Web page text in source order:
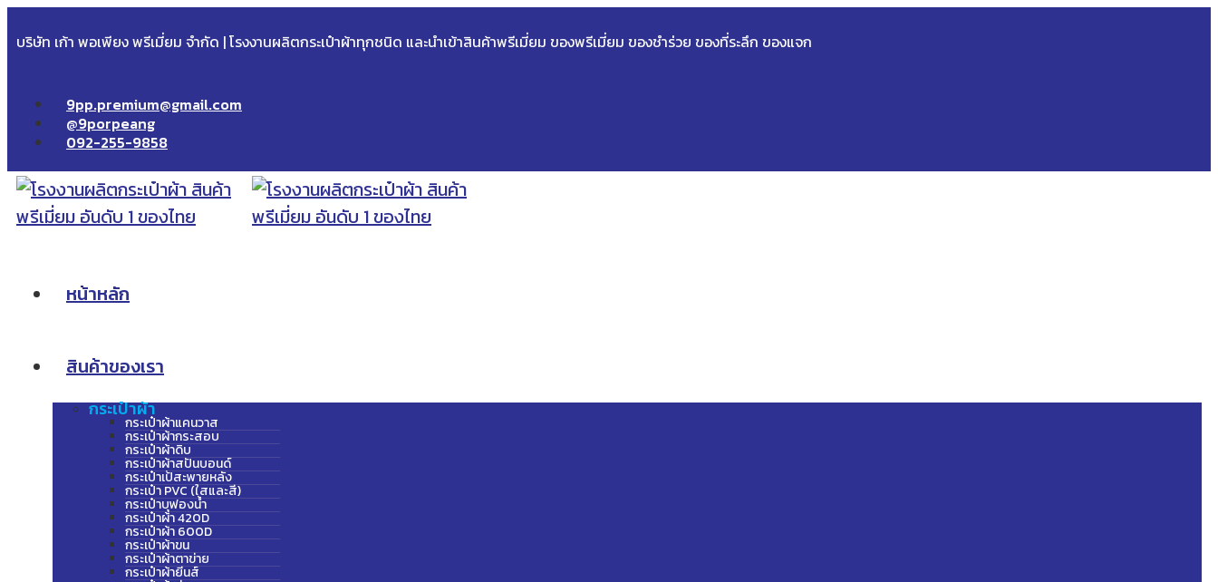
บริษัท เก้า พอเพียง พรีเมี่ยม จำกัด | โรงงานผลิตกระเป๋าผ้าทุกชนิด และนำเข้าสินค้าพรีเมี่ยม ของพรีเมี่ยม ของชำร่วย ของที่ระลึก ของแจก
9pp.premium@gmail.com
@9porpeang
092-255-9858
หน้าหลัก
สินค้าของเรา
กระเป๋าผ้า
กระเป๋าผ้าแคนวาส
กระเป๋าผ้ากระสอบ
กระเป๋าผ้าดิบ
กระเป๋าผ้าสปันบอนด์
กระเป๋าเป้สะพายหลัง
กระเป๋า PVC (ใสและสี)
กระเป๋าบุฟองน้ำ
กระเป๋าผ้า 420D
กระเป๋าผ้า 600D
กระเป๋าผ้าขน
กระเป๋าผ้าตาข่าย
กระเป๋าผ้ายีนส์